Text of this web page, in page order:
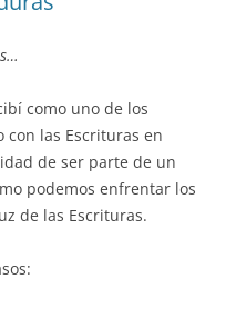
como uno de los
las Escrituras en
de ser parte de un
podemos enfrentar los
de las Escrituras.